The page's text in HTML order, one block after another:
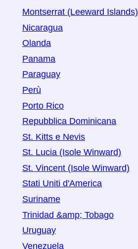
Montserrat (Leeward Islands)
Nicaragua
Olanda
Panama
Paraguay
Perù
Porto Rico
Repubblica Dominicana
St. Kitts e Nevis
St. Lucia (Isole Winward)
St. Vincent (Isole Winward)
Stati Uniti d'America
Suriname
Trinidad &amp; Tobago
Uruguay
Venezuela